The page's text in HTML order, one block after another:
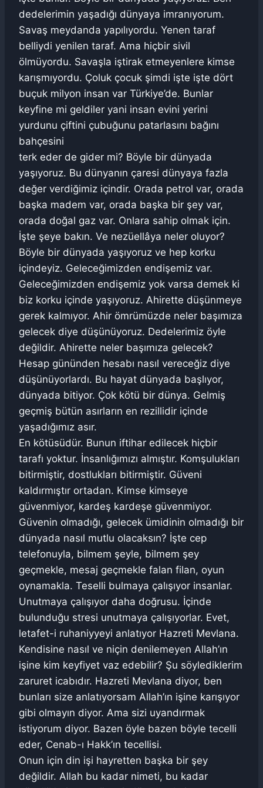
dedelerimin yaşadığı dünyaya imranıyorum.
Savaş meydanda yapılıyordu. Yenen taraf
belliydi yenilen taraf. Ama hiçbir sivil
ölmüyordu. Savaşla iştirak etmeyenlere kimse
karışmıyordu. Çoluk çocuk şimdi işte işte dört
buçuk milyon insan var Türkiye’de. Bunlar
keyfine mi geldiler yani insan evini yerini
yurdunu çiftini çubuğunu patarlasını bağını
bahçesini
terk eder de gider mi? Böyle bir dünyada
yaşıyoruz. Bu dünyanın çaresi dünyaya fazla
değer verdiğimiz içindir. Orada petrol var, orada
başka madem var, orada başka bir şey var,
orada doğal gaz var. Onlara sahip olmak için.
İşte şeye bakın. Ve nezüellâya neler oluyor?
Böyle bir dünyada yaşıyoruz ve hep korku
içindeyiz. Geleceğimizden endişemiz var.
Geleceğimizden endişemiz yok varsa demek ki
biz korku içinde yaşıyoruz. Ahirette düşünmeye
gerek kalmıyor. Ahir ömrümüzde neler başımıza
gelecek diye düşünüyoruz. Dedelerimiz öyle
değildir. Ahirette neler başımıza gelecek?
Hesap gününden hesabı nasıl vereceğiz diye
düşünüyorlardı. Bu hayat dünyada başlıyor,
dünyada bitiyor. Çok kötü bir dünya. Gelmiş
geçmiş bütün asırların en rezillidir içinde
yaşadığımız asır.
En kötüsüdür. Bunun iftihar edilecek hiçbir
tarafı yoktur. İnsanlığımızı almıştır. Komşulukları
bitirmiştir, dostlukları bitirmiştir. Güveni
kaldırmıştır ortadan. Kimse kimseye
güvenmiyor, kardeş kardeşe güvenmiyor.
Güvenin olmadığı, gelecek ümidinin olmadığı bir
dünyada nasıl mutlu olacaksın? İşte cep
telefonuyla, bilmem şeyle, bilmem şey
geçmekle, mesaj geçmekle falan filan, oyun
oynamakla. Teselli bulmaya çalışıyor insanlar.
Unutmaya çalışıyor daha doğrusu. İçinde
bulunduğu stresi unutmaya çalışıyorlar. Evet,
letafet-i ruhaniyyeyi anlatıyor Hazreti Mevlana.
Kendisine nasıl ve niçin denilemeyen Allah’ın
işine kim keyfiyet vaz edebilir? Şu söylediklerim
zaruret icabıdır. Hazreti Mevlana diyor, ben
bunları size anlatıyorsam Allah’ın işine karışıyor
gibi olmayın diyor. Ama sizi uyandırmak
istiyorum diyor. Bazen öyle bazen böyle tecelli
eder, Cenab-ı Hakk’ın tecellisi.
Onun için din işi hayretten başka bir şey
değildir. Allah bu kadar nimeti, bu kadar